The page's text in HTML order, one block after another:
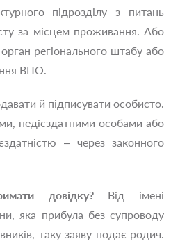
підрозділу з питань
за місцем проживання. Або
регіонального штабу або
ВПО.
й підписувати особисто.
недієздатними особами або
– через законного
довідку?Від імені
яка прибула без супроводу
таку заяву подає родич.